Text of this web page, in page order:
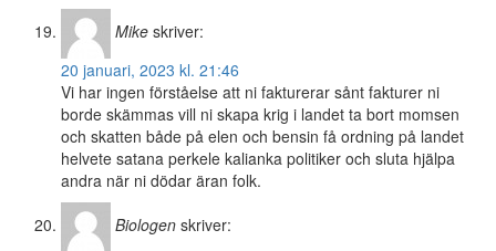
Mike skriver:
20 januari, 2023 kl. 21:46
Vi har ingen förståelse att ni fakturerar sånt fakturer ni
borde skämmas vill ni skapa krig i landet ta bort momsen
och skatten både på elen och bensin få ordning på landet
helvete satana perkele kalianka politiker och sluta hjälpa
andra när ni dödar äran folk.
Biologen skriver: